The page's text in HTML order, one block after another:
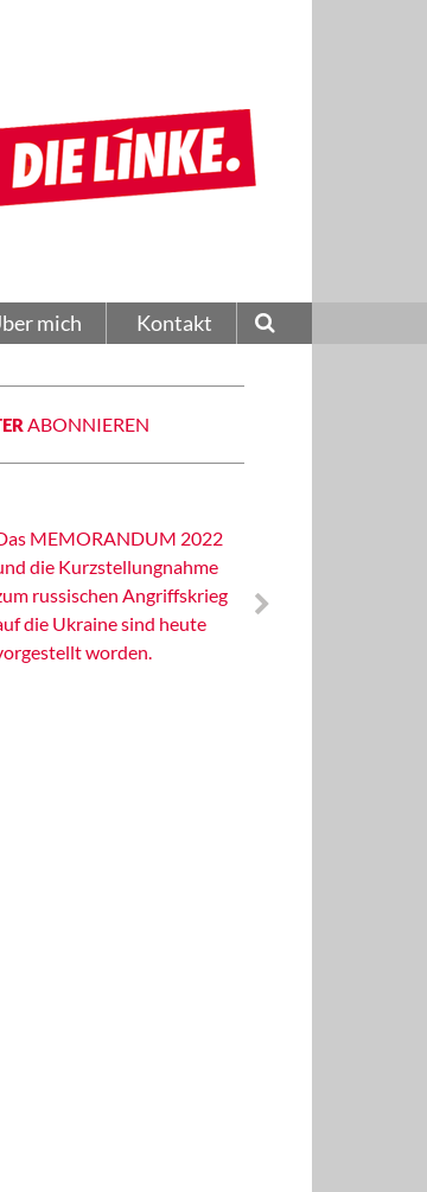
mich Kontakt
ABONNIEREN
MEMORANDUM 2022
die Kurzstellungnahme
russischen Angriffskrieg
die Ukraine sind heute
worden.